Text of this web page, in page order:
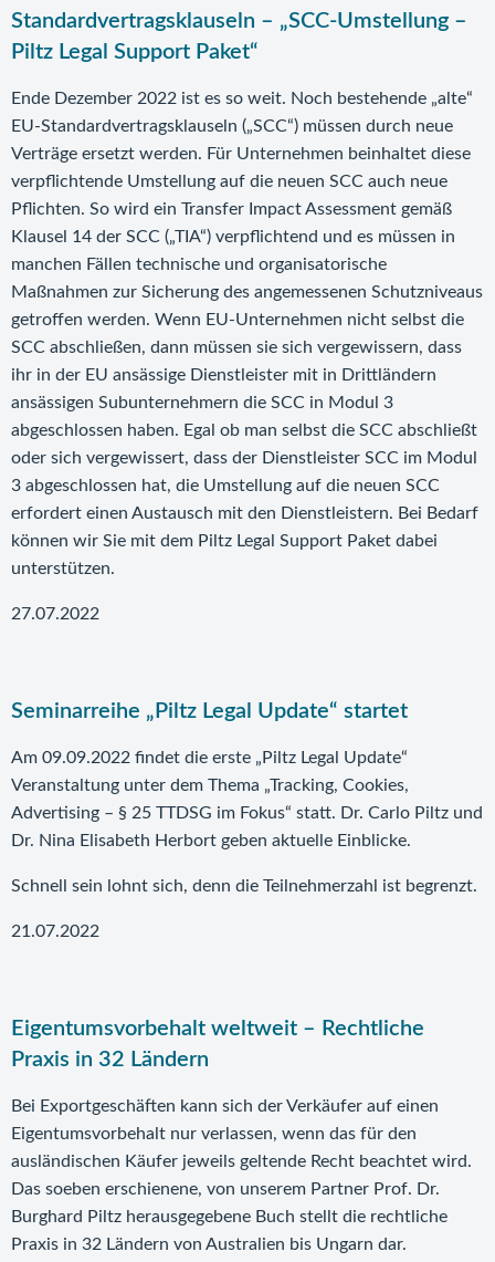
Standardvertragsklauseln – „SCC-Umstellung –
Piltz Legal Support Paket“
Ende Dezember 2022 ist es so weit. Noch bestehende „alte“
EU-Standardvertragsklauseln („SCC“) müssen durch neue
Verträge ersetzt werden. Für Unternehmen beinhaltet diese
verpflichtende Umstellung auf die neuen SCC auch neue
Pflichten. So wird ein Transfer Impact Assessment gemäß
Klausel 14 der SCC („TIA“) verpflichtend und es müssen in
manchen Fällen technische und organisatorische
Maßnahmen zur Sicherung des angemessenen Schutzniveaus
getroffen werden. Wenn EU-Unternehmen nicht selbst die
SCC abschließen, dann müssen sie sich vergewissern, dass
ihr in der EU ansässige Dienstleister mit in Drittländern
ansässigen Subunternehmern die SCC in Modul 3
abgeschlossen haben. Egal ob man selbst die SCC abschließt
oder sich vergewissert, dass der Dienstleister SCC im Modul
3 abgeschlossen hat, die Umstellung auf die neuen SCC
erfordert einen Austausch mit den Dienstleistern. Bei Bedarf
können wir Sie mit dem Piltz Legal Support Paket dabei
unterstützen.
27.07.2022
Seminarreihe „Piltz Legal Update“ startet
Am 09.09.2022 findet die erste „Piltz Legal Update“
Veranstaltung unter dem Thema „Tracking, Cookies,
Advertising – § 25 TTDSG im Fokus“ statt. Dr. Carlo Piltz und
Dr. Nina Elisabeth Herbort geben aktuelle Einblicke.
Schnell sein lohnt sich, denn die Teilnehmerzahl ist begrenzt.
21.07.2022
Eigentumsvorbehalt weltweit – Rechtliche
Praxis in 32 Ländern
Bei Exportgeschäften kann sich der Verkäufer auf einen
Eigentumsvorbehalt nur verlassen, wenn das für den
ausländischen Käufer jeweils geltende Recht beachtet wird.
Das soeben erschienene, von unserem Partner Prof. Dr.
Burghard Piltz herausgegebene Buch stellt die rechtliche
Praxis in 32 Ländern von Australien bis Ungarn dar.